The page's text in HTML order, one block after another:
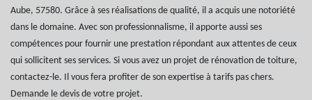
Aube, 57580. Grâce à ses réalisations de qualité, il a acquis une notoriété
dans le domaine. Avec son professionnalisme, il apporte aussi ses
compétences pour fournir une prestation répondant aux attentes de ceux
qui sollicitent ses services. Si vous avez un projet de rénovation de toiture,
contactez-le. Il vous fera profiter de son expertise à tarifs pas chers.
Demande le devis de votre projet.